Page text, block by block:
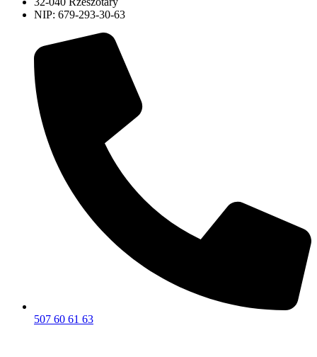
NIP: 679-293-30-63
507 60 61 63